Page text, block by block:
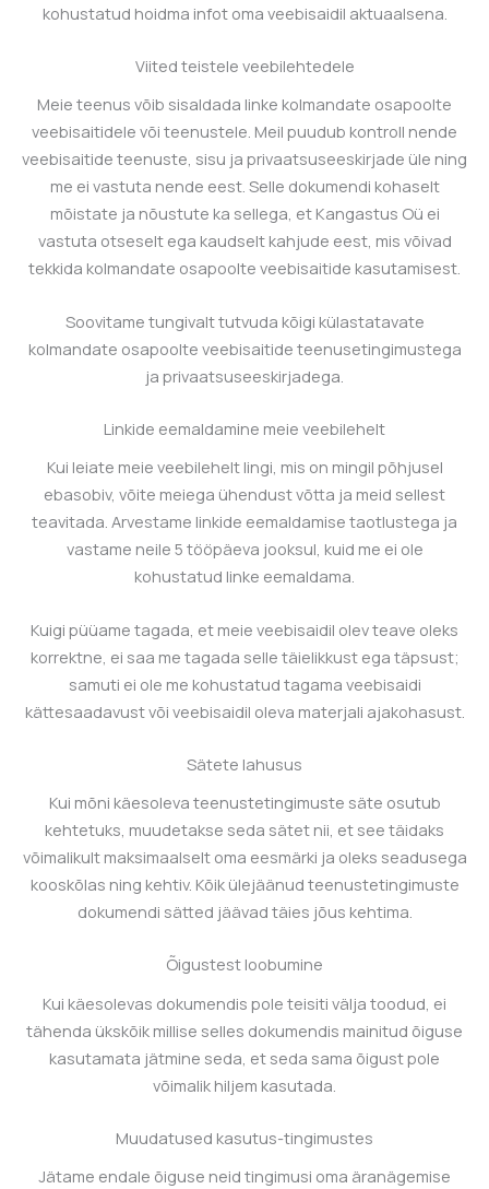
kohustatud hoidma infot oma veebisaidil aktuaalsena.
Viited teistele veebilehtedele
Meie teenus võib sisaldada linke kolmandate osapoolte
veebisaitidele või teenustele. Meil puudub kontroll nende
veebisaitide teenuste, sisu ja privaatsuseeskirjade üle ning
me ei vastuta nende eest. Selle dokumendi kohaselt
mõistate ja nõustute ka sellega, et Kangastus Oü ei
vastuta otseselt ega kaudselt kahjude eest, mis võivad
tekkida kolmandate osapoolte veebisaitide kasutamisest.
Soovitame tungivalt tutvuda kõigi külastatavate
kolmandate osapoolte veebisaitide teenusetingimustega
ja privaatsuseeskirjadega.
Linkide eemaldamine meie veebilehelt
Kui leiate meie veebilehelt lingi, mis on mingil põhjusel
ebasobiv, võite meiega ühendust võtta ja meid sellest
teavitada. Arvestame linkide eemaldamise taotlustega ja
vastame neile 5 tööpäeva jooksul, kuid me ei ole
kohustatud linke eemaldama.
Kuigi püüame tagada, et meie veebisaidil olev teave oleks
korrektne, ei saa me tagada selle täielikkust ega täpsust;
samuti ei ole me kohustatud tagama veebisaidi
kättesaadavust või veebisaidil oleva materjali ajakohasust.
Sätete lahusus
Kui mõni käesoleva teenustetingimuste säte osutub
kehtetuks, muudetakse seda sätet nii, et see täidaks
võimalikult maksimaalselt oma eesmärki ja oleks seadusega
kooskõlas ning kehtiv. Kõik ülejäänud teenustetingimuste
dokumendi sätted jäävad täies jõus kehtima.
Õigustest loobumine
Kui käesolevas dokumendis pole teisiti välja toodud, ei
tähenda ükskõik millise selles dokumendis mainitud õiguse
kasutamata jätmine seda, et seda sama õigust pole
võimalik hiljem kasutada.
Muudatused kasutus-tingimustes
Jätame endale õiguse neid tingimusi oma äranägemise